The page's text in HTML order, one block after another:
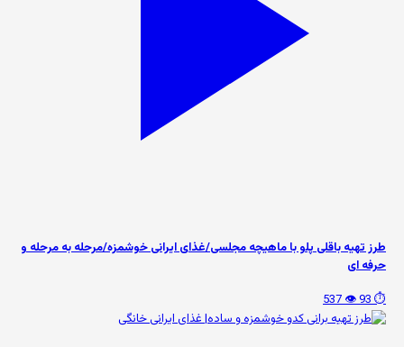
طرز تهیه باقلی پلو با ماهیچه مجلسی/غذای ایرانی خوشمزه/مرحله به مرحله و
حرفه ای
⏱️ 93
👁️ 537